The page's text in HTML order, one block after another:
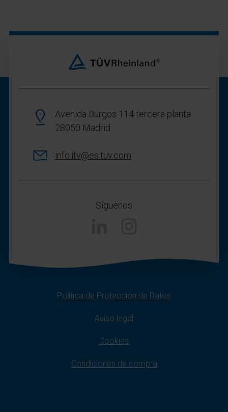
Avenida Burgos 114 tercera planta
28050 Madrid
info.itv@es.tuv.com
Síguenos
Política de Protección de Datos
Aviso legal
Cookies
Condiciones de compra